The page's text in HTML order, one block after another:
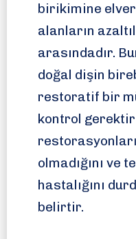
birikimine
alanların
arasındadır.
doğal dişin
restoratif bir
kontrol
olmadığını ve
hastalığını
belirtir.